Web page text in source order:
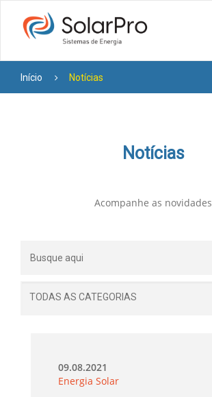
Início Notícias
Notícias
Acompanhe as novidades
09.08.2021
Energia Solar